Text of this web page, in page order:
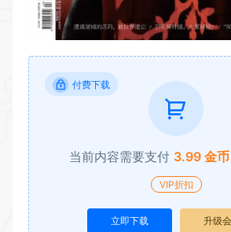
付费下载
当前内容需要支付 3.99 金币
VIP折扣
立即下载 升级